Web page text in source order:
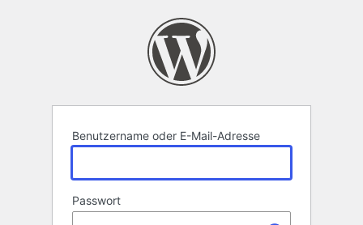
Benutzername oder E-Mail-Adresse
Passwort